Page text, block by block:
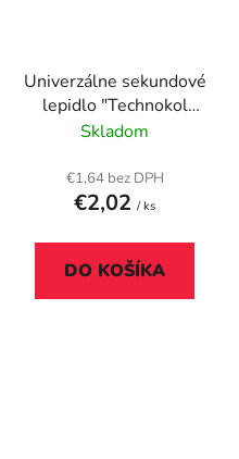
Univerzálne sekundové
lepidlo "Technokol
Rapid", 60g
Skladom
€1,64 bez DPH
€2,02 / ks
DO KOŠÍKA